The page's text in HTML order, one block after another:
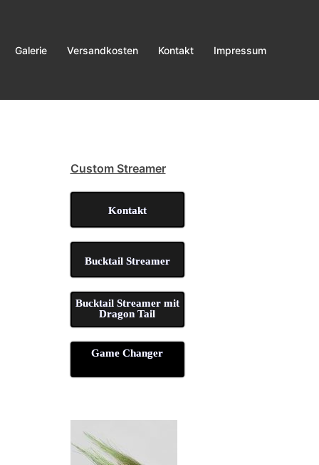
Galerie Versandkosten Kontakt Impressum
Cus­tom Streamer
Kon­takt
Buck­tail Streamer
Buck­tail Strea­mer mit
Dra­gon Tail
Game Chan­ger